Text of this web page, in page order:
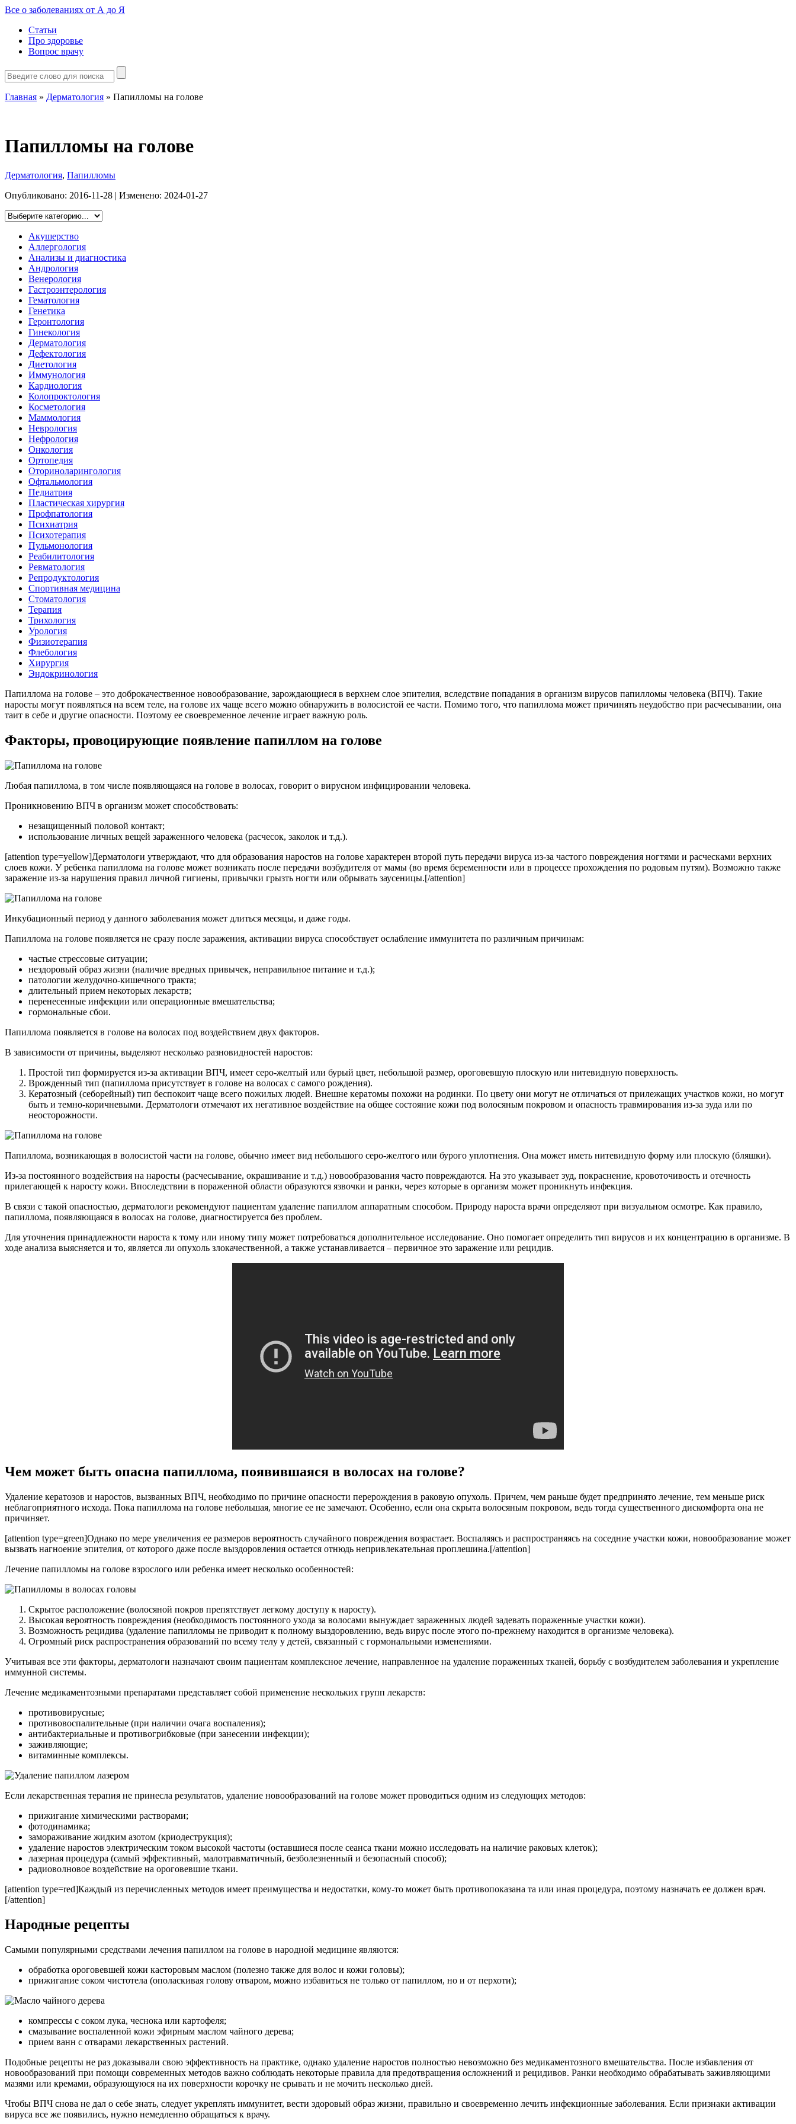
Все о заболеваниях от А до Я
Статьи
Про здоровье
Вопрос врачу
Главная » Дерматология » Папилломы на голове
Папилломы на голове
Дерматология, Папилломы
Опубликовано: 2016-11-28 | Изменено: 2024-01-27
Акушерство
Аллергология
Анализы и диагностика
Андрология
Венерология
Гастроэнтерология
Гематология
Генетика
Геронтология
Гинекология
Дерматология
Дефектология
Диетология
Иммунология
Кардиология
Колопроктология
Косметология
Маммология
Неврология
Нефрология
Онкология
Ортопедия
Оториноларингология
Офтальмология
Педиатрия
Пластическая хирургия
Профпатология
Психиатрия
Психотерапия
Пульмонология
Реабилитология
Ревматология
Репродуктология
Спортивная медицина
Стоматология
Терапия
Трихология
Урология
Физиотерапия
Флебология
Хирургия
Эндокринология
Папиллома на голове – это доброкачественное новообразование, зарождающиеся в верхнем слое эпителия, вследствие попадания в организм вирусов папилломы человека (ВПЧ). Такие
наросты могут появляться на всем теле, на голове их чаще всего можно обнаружить в волосистой ее части. Помимо того, что папиллома может причинять неудобство при расчесывании, она
таит в себе и другие опасности. Поэтому ее своевременное лечение играет важную роль.
Факторы, провоцирующие появление папиллом на голове
Любая папиллома, в том числе появляющаяся на голове в волосах, говорит о вирусном инфицировании человека.
Проникновению ВПЧ в организм может способствовать:
незащищенный половой контакт;
использование личных вещей зараженного человека (расчесок, заколок и т.д.).
[attention type=yellow]Дерматологи утверждают, что для образования наростов на голове характерен второй путь передачи вируса из-за частого повреждения ногтями и расческами верхних
слоев кожи. У ребенка папиллома на голове может возникать после передачи возбудителя от мамы (во время беременности или в процессе прохождения по родовым путям). Возможно также
заражение из-за нарушения правил личной гигиены, привычки грызть ногти или обрывать заусеницы.[/attention]
Инкубационный период у данного заболевания может длиться месяцы, и даже годы.
Папиллома на голове появляется не сразу после заражения, активации вируса способствует ослабление иммунитета по различным причинам:
частые стрессовые ситуации;
нездоровый образ жизни (наличие вредных привычек, неправильное питание и т.д.);
патологии желудочно-кишечного тракта;
длительный прием некоторых лекарств;
перенесенные инфекции или операционные вмешательства;
гормональные сбои.
Папиллома появляется в голове на волосах под воздействием двух факторов.
В зависимости от причины, выделяют несколько разновидностей наростов:
Простой тип формируется из-за активации ВПЧ, имеет серо-желтый или бурый цвет, небольшой размер, ороговевшую плоскую или нитевидную поверхность.
Врожденный тип (папиллома присутствует в голове на волосах с самого рождения).
Кератозный (себорейный) тип беспокоит чаще всего пожилых людей. Внешне кератомы похожи на родинки. По цвету они могут не отличаться от прилежащих участков кожи, но могут
быть и темно-коричневыми. Дерматологи отмечают их негативное воздействие на общее состояние кожи под волосяным покровом и опасность травмирования из-за зуда или по
неосторожности.
Папиллома, возникающая в волосистой части на голове, обычно имеет вид небольшого серо-желтого или бурого уплотнения. Она может иметь нитевидную форму или плоскую (бляшки).
Из-за постоянного воздействия на наросты (расчесывание, окрашивание и т.д.) новообразования часто повреждаются. На это указывает зуд, покраснение, кровоточивость и отечность
прилегающей к наросту кожи. Впоследствии в пораженной области образуются язвочки и ранки, через которые в организм может проникнуть инфекция.
В связи с такой опасностью, дерматологи рекомендуют пациентам удаление папиллом аппаратным способом. Природу нароста врачи определяют при визуальном осмотре. Как правило,
папиллома, появляющаяся в волосах на голове, диагностируется без проблем.
Для уточнения принадлежности нароста к тому или иному типу может потребоваться дополнительное исследование. Оно помогает определить тип вирусов и их концентрацию в организме. В
ходе анализа выясняется и то, является ли опухоль злокачественной, а также устанавливается – первичное это заражение или рецидив.
Чем может быть опасна папиллома, появившаяся в волосах на голове?
Удаление кератозов и наростов, вызванных ВПЧ, необходимо по причине опасности перерождения в раковую опухоль. Причем, чем раньше будет предпринято лечение, тем меньше риск
неблагоприятного исхода. Пока папиллома на голове небольшая, многие ее не замечают. Особенно, если она скрыта волосяным покровом, ведь тогда существенного дискомфорта она не
причиняет.
[attention type=green]Однако по мере увеличения ее размеров вероятность случайного повреждения возрастает. Воспаляясь и распространяясь на соседние участки кожи, новообразование может
вызвать нагноение эпителия, от которого даже после выздоровления остается отнюдь непривлекательная проплешина.[/attention]
Лечение папилломы на голове взрослого или ребенка имеет несколько особенностей:
Скрытое расположение (волосяной покров препятствует легкому доступу к наросту).
Высокая вероятность повреждения (необходимость постоянного ухода за волосами вынуждает зараженных людей задевать пораженные участки кожи).
Возможность рецидива (удаление папилломы не приводит к полному выздоровлению, ведь вирус после этого по-прежнему находится в организме человека).
Огромный риск распространения образований по всему телу у детей, связанный с гормональными изменениями.
Учитывая все эти факторы, дерматологи назначают своим пациентам комплексное лечение, направленное на удаление пораженных тканей, борьбу с возбудителем заболевания и укрепление
иммунной системы.
Лечение медикаментозными препаратами представляет собой применение нескольких групп лекарств:
противовирусные;
противовоспалительные (при наличии очага воспаления);
антибактериальные и противогрибковые (при занесении инфекции);
заживляющие;
витаминные комплексы.
Если лекарственная терапия не принесла результатов, удаление новообразований на голове может проводиться одним из следующих методов:
прижигание химическими растворами;
фотодинамика;
замораживание жидким азотом (криодеструкция);
удаление наростов электрическим током высокой частоты (оставшиеся после сеанса ткани можно исследовать на наличие раковых клеток);
лазерная процедура (самый эффективный, малотравматичный, безболезненный и безопасный способ);
радиоволновое воздействие на ороговевшие ткани.
[attention type=red]Каждый из перечисленных методов имеет преимущества и недостатки, кому-то может быть противопоказана та или иная процедура, поэтому назначать ее должен врач.
[/attention]
Народные рецепты
Самыми популярными средствами лечения папиллом на голове в народной медицине являются:
обработка ороговевшей кожи касторовым маслом (полезно также для волос и кожи головы);
прижигание соком чистотела (ополаскивая голову отваром, можно избавиться не только от папиллом, но и от перхоти);
компрессы с соком лука, чеснока или картофеля;
смазывание воспаленной кожи эфирным маслом чайного дерева;
прием ванн с отварами лекарственных растений.
Подобные рецепты не раз доказывали свою эффективность на практике, однако удаление наростов полностью невозможно без медикаментозного вмешательства. После избавления от
новообразований при помощи современных методов важно соблюдать некоторые правила для предотвращения осложнений и рецидивов. Ранки необходимо обрабатывать заживляющими
мазями или кремами, образующуюся на их поверхности корочку не срывать и не мочить несколько дней.
Чтобы ВПЧ снова не дал о себе знать, следует укреплять иммунитет, вести здоровый образ жизни, правильно и своевременно лечить инфекционные заболевания. Если признаки активации
вируса все же появились, нужно немедленно обращаться к врачу.